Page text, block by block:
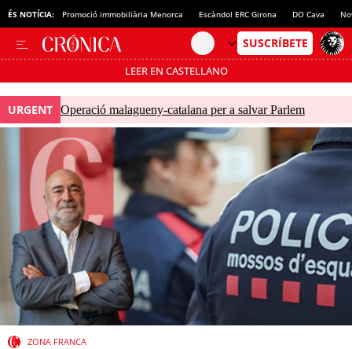
ÉS NOTÍCIA: Promoció immobiliària Menorca Escàndol ERC Girona DO Cava
LEER EN CASTELLANO
Passa’t al mode estalvi
URGENT Operació malagueny-catalana per a salvar Parlem
ZONA FRANCA